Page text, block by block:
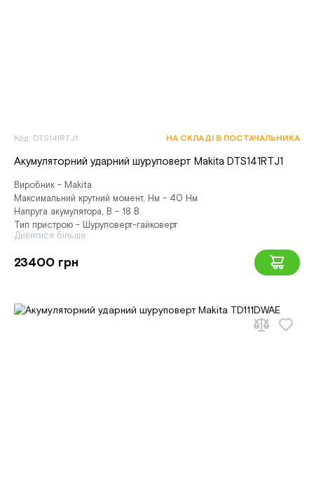
Код: DTS141RTJ1 НА СКЛАДІ В ПОСТАЧАЛЬНИКА
Акумуляторний ударний шуруповерт Makita DTS141RTJ1
Виробник - Makita
Максимальний крутний момент, Нм - 40 Нм
Напруга акумулятора, В - 18 В
Тип пристрою - Шуруповерт-гайковерт
Дивитися більше
23400 грн